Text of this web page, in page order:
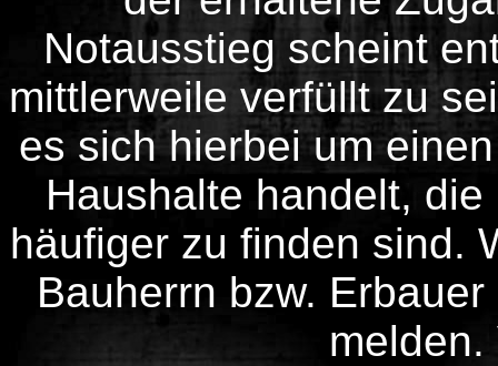
Notausstieg scheint
mittlerweile verfüllt zu
es sich hierbei um
Haushalte handelt,
häufiger zu finden sind.
Bauherrn bzw.